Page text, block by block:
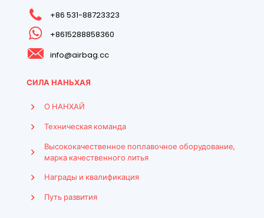
+86 531-88723323
+8615288858360
info@airbag.cc
СИЛА НАНЬХАЯ
О НАНХАЙ
Техническая команда
Высококачественное поплавочное оборудование,
марка качественного литья
Награды и квалификация
Путь развития